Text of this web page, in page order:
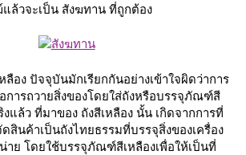
แล้วจะเป็น สังฆทาน ที่ถูกต้อง
อง ปัจจุบันมักเรียกกันอย่างเข้าใจผิดว่าการ
การถวายสิ่งของโดยใส่ถังหรือบรรจุภัณฑ์สี
แล้ว ที่มาของ ถังสีเหลือง นั้น เกิดจากการที่
นค้าเป็นถังไทยธรรมที่บรรจุสิ่งของเครื่อง
ย โดยใช้บรรจุภัณฑ์สีเหลืองเพื่อให้เป็นที่